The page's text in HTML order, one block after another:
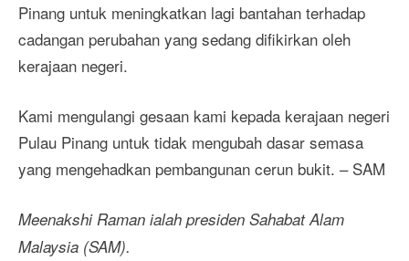
Pinang untuk meningkatkan lagi bantahan terhadap
cadangan perubahan yang sedang difikirkan oleh
kerajaan negeri.
Kami mengulangi gesaan kami kepada kerajaan negeri
Pulau Pinang untuk tidak mengubah dasar semasa
yang mengehadkan pembangunan cerun bukit. – SAM
Meenakshi Raman ialah presiden Sahabat Alam
Malaysia (SAM).